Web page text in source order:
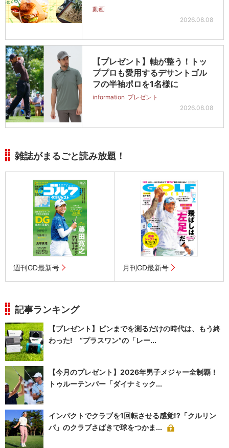
動画
2026.08.08
【プレゼント】軸が整う！トッ
ププロも愛用するデサントゴル
フの半袖ポロを1名様に
information プレゼント
2026.08.08
雑誌がまるごと読み放題！
週刊GD最新号 月刊GD最新号
記事ランキング
【プレゼント】ピンまでを測るだけの時代は、もう終
わった! “プラスワン”の「レー...
【今月のプレゼント】2026年男子メジャー全制覇！
トゥルーテンパー「ダイナミック...
インパクトでクラブを1回転させる感覚!?「クルリン
パ」のクラブさばきで球をつかま...